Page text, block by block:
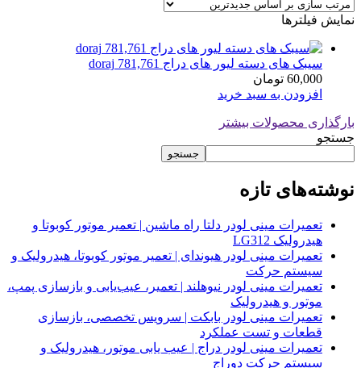
نمایش فیلترها
سیبک های دسته لیور های دراج 781,761 doraj
60,000 تومان
افزودن به سبد خرید
بارگذاری محصولات بیشتر
جستجو
جستجو
نوشته‌های تازه
تعمیرات مینی لودر دلتا راه ماشین | تعمیر موتور کوبوتا و
هیدرولیک LG312
تعمیرات مینی لودر هیوندای | تعمیر موتور کوبوتا، هیدرولیک و
سیستم حرکت
تعمیرات مینی لودر نیوهلند | تعمیر، عیب‌یابی و بازسازی پمپ،
موتور و هیدرولیک
تعمیرات مینی لودر بابکت | سرویس تخصصی، بازسازی
قطعات و تست عملکرد
تعمیرات مینی لودر دراج | عیب یابی موتور، هیدرولیک و
سیستم حرکت دوراج